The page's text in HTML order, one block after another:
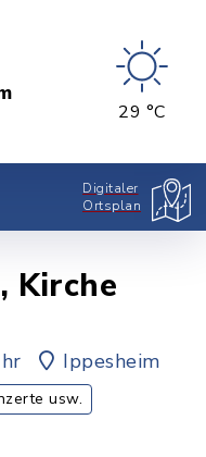
29 °C
Digitaler
Ortsplan
Kirche
Ippesheim
usw.